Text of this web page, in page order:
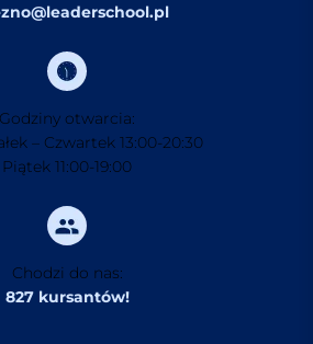
Godziny otwarcia:
– Czwartek 13:00-20:30
Piątek 11:00-19:00
Chodzi do nas:
827 kursantów!